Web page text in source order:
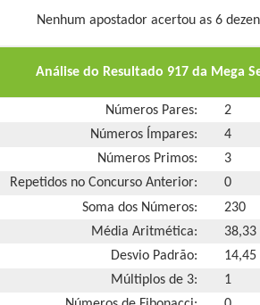
Nenhum apostador acertou as 6
Análise do Resultado 917 da Mega
Números Pares:
2
Números Ímpares:
4
Números Primos:
3
Repetidos no Concurso Anterior:
0
Soma dos Números:
230
Média Aritmética:
38,33
Desvio Padrão:
14,45
Múltiplos de 3:
1